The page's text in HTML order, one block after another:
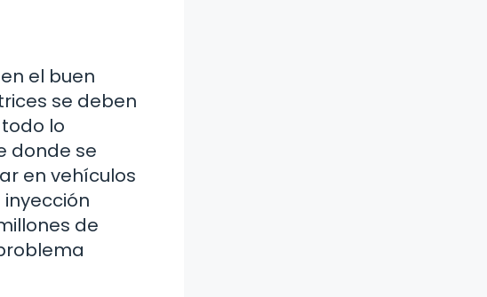
el buen
se deben
lo
donde se
en vehículos
de